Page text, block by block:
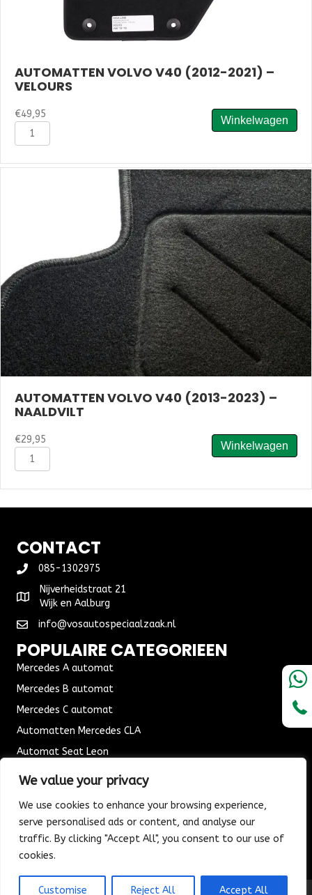
We value your privacy
We use cookies to enhance your browsing experience,
serve personalised ads or content, and analyse our
traffic. By clicking "Accept All", you consent to our use of
cookies.
Customise Reject All Accept All
AUTOMATTEN VOLVO V40 (2012-2021) –
VELOURS
€49,95
Automatten
Volvo
(2012-
Winkelwagen
AUTOMATTEN VOLVO V40 (2013-2023) –
NAALDVILT
€29,95
Automatten
Volvo
2023)
aantal
Winkelwagen
CONTACT
085-1302975
Nijverheidstraat 21
Wijk en Aalburg
info@vosautospeciaalzaak.nl
POPULAIRE CATEGORIEEN
Mercedes A automat
Mercedes B automat
Mercedes C automat
Automatten Mercedes CLA
Automat Seat Leon
ALGEMENE VOORWAARDEN
Verzending & Bezorging
Retouren & Ruilen